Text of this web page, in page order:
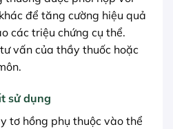
để tăng cường hiệu quả
các triệu chứng cụ thể.
vấn của thầy thuốc hoặc
sử dụng
tơ hồng phụ thuộc vào thể